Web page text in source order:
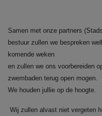
Samen met onze partners
bestuur zullen we bespreken
komende weken
en zullen we ons voorbereiden
zwembaden terug open mogen.
We houden jullie op de hoogte.
Wij zullen alvast niet vergeten